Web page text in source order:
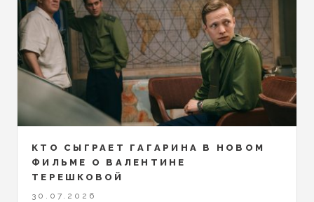
КТО СЫГРАЕТ ГАГАРИНА В НОВОМ
ФИЛЬМЕ О ВАЛЕНТИНЕ
ТЕРЕШКОВОЙ
30.07.2026